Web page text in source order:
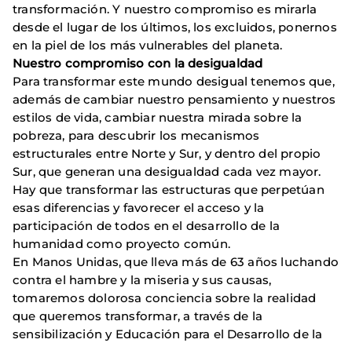
transformación. Y nuestro compromiso es mirarla
desde el lugar de los últimos, los excluidos, ponernos
en la piel de los más vulnerables del planeta.
Nuestro compromiso con la desigualdad
Para transformar este mundo desigual tenemos que,
además de cambiar nuestro pensamiento y nuestros
estilos de vida, cambiar nuestra mirada sobre la
pobreza, para descubrir los mecanismos
estructurales entre Norte y Sur, y dentro del propio
Sur, que generan una desigualdad cada vez mayor.
Hay que transformar las estructuras que perpetúan
esas diferencias y favorecer el acceso y la
participación de todos en el desarrollo de la
humanidad como proyecto común.
En Manos Unidas, que lleva más de 63 años luchando
contra el hambre y la miseria y sus causas,
tomaremos dolorosa conciencia sobre la realidad
que queremos transformar, a través de la
sensibilización y Educación para el Desarrollo de la